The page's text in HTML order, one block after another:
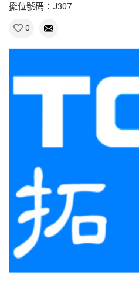
攤位號碼：J307
0